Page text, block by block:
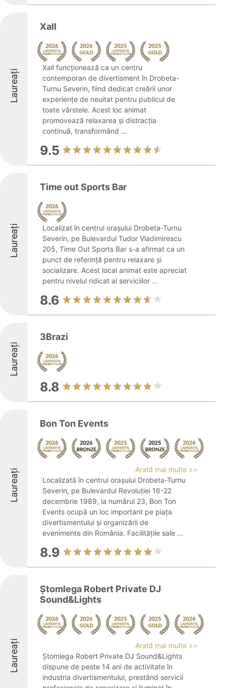
Laureați
Xall
Xall funcționează ca un centru
contemporan de divertisment în Drobeta-
Turnu Severin, fiind dedicat creării unor
experiențe de neuitat pentru publicul de
toate vârstele. Acest loc animat
promovează relaxarea și distracția
continuă, transformând ...
9.5
Laureați
Time out Sports Bar
Localizat în centrul orașului Drobeta-Turnu
Severin, pe Bulevardul Tudor Vladimirescu
205, Time Out Sports Bar s-a afirmat ca un
punct de referință pentru relaxare și
socializare. Acest local animat este apreciat
pentru nivelul ridicat al serviciilor ...
8.6
Laureați
3Brazi
8.8
Laureați
Bon Ton Events
Arată mai multe >>
Localizată în centrul orașului Drobeta-Turnu
Severin, pe Bulevardul Revoluției 16-22
decembrie 1989, la numărul 23, Bon Ton
Events ocupă un loc important pe piața
divertismentului și organizării de
evenimente din România. Facilitățile sale ...
8.9
Laureați
Ștomlega Robert Private DJ
Sound&Lights
Arată mai multe >>
Ștomlega Robert Private DJ Sound&Lights
dispune de peste 14 ani de activitate în
industria divertismentului, prestând servicii